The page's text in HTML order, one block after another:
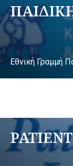
Εθνική Γραμμή